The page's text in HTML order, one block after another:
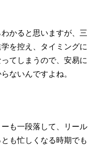
かると思いますが、三
を控え、タイミングに
てしまうので、安易に
ないんですよね。
も一段落して、リール
も忙しくなる時期でも